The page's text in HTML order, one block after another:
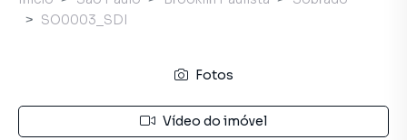
SO0003_SDI
Fotos
Vídeo do imóvel